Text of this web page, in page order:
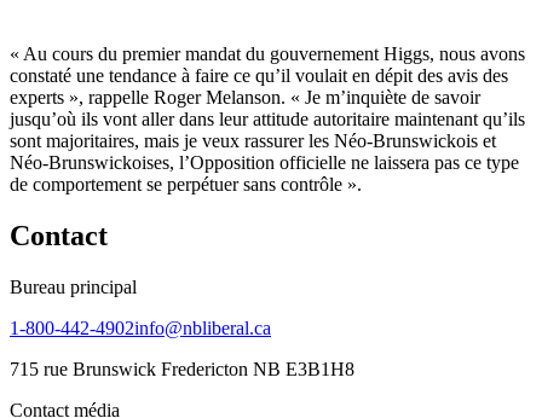
« Au cours du premier mandat du gouvernement Higgs, nous avons
constaté une tendance à faire ce qu’il voulait en dépit des avis des
experts », rappelle Roger Melanson. « Je m’inquiète de savoir
jusqu’où ils vont aller dans leur attitude autoritaire maintenant qu’ils
sont majoritaires, mais je veux rassurer les Néo-Brunswickois et
Néo-Brunswickoises, l’Opposition officielle ne laissera pas ce type
de comportement se perpétuer sans contrôle ».
Contact
Bureau principal
1-800-442-4902info@nbliberal.ca
715 rue Brunswick Fredericton NB E3B1H8
Contact média